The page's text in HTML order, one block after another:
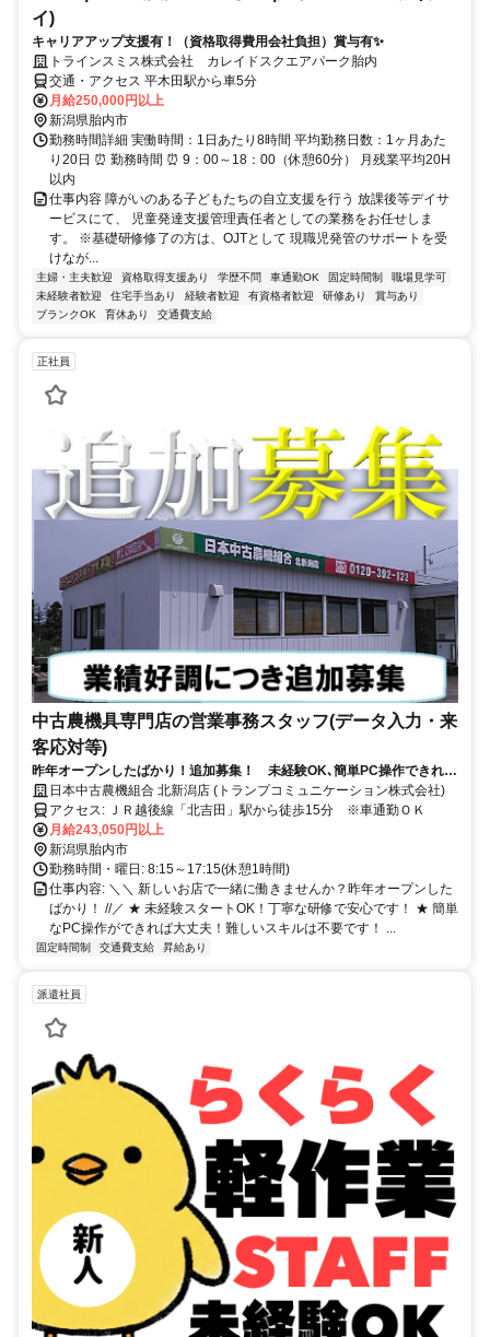
イ)
キャリアアップ支援有！（資格取得費用会社負担）賞与有✨
トラインスミス株式会社 カレイドスクエアパーク胎内
交通・アクセス 平木田駅から車5分
月給250,000円以上
新潟県胎内市
勤務時間詳細 実働時間：1日あたり8時間 平均勤務日数：1ヶ月あた
り20日 ⏰ 勤務時間 ⏰ 9：00～18：00（休憩60分） 月残業平均20H
以内
仕事内容 障がいのある子どもたちの自立支援を行う 放課後等デイサ
ービスにて、 児童発達支援管理責任者としての業務をお任せしま
す。 ※基礎研修修了の方は、OJTとして 現職児発管のサポートを受
けなが...
主婦・主夫歓迎 資格取得支援あり 学歴不問 車通勤OK 固定時間制
職場見学可
未経験者歓迎
住宅手当あり 経験者歓迎 有資格者歓迎 研修あり
賞与あり
ブランクOK
育休あり 交通費支給
正社員
中古農機具専門店の営業事務スタッフ(データ入力・来
客応対等)
昨年オープンしたばかり！追加募集！ 未経験OK､簡単PC操作できれば
OK 日本中古農機組合 北新潟店 (トランプコミュニケーション株式会社)
アクセス: ＪＲ越後線「北吉田」駅から徒歩15分 ※車通勤ＯＫ
月給243,050円以上
新潟県胎内市
勤務時間・曜日: 8:15～17:15(休憩1時間)
仕事内容: ＼＼ 新しいお店で一緒に働きませんか？昨年オープンした
ばかり！ //／ ★ 未経験スタートOK！丁寧な研修で安心です！ ★ 簡単
なPC操作ができれば大丈夫！難しいスキルは不要です！ ...
固定時間制 交通費支給 昇給あり
派遣社員